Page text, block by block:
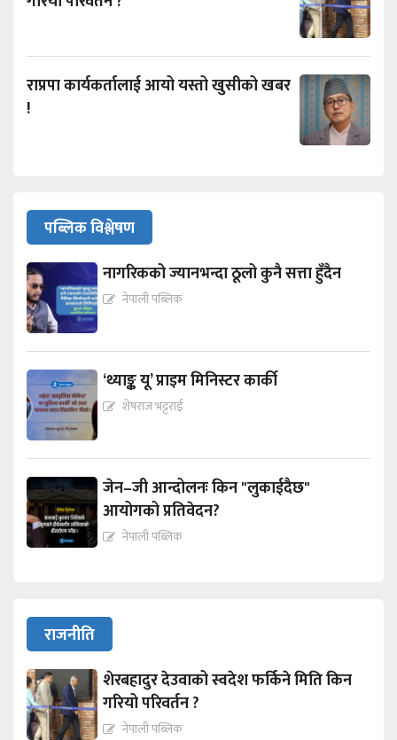
राप्रपा कार्यकर्तालाई आयो यस्तो खुसीको खबर
!
पब्लिक विश्लेषण
नागरिकको ज्यानभन्दा ठूलो कुनै सत्ता हुँदैन
नेपाली पब्लिक
‘थ्याङ्क यू’ प्राइम मिनिस्टर कार्की
शेषराज भट्टराई
जेन–जी आन्दोलनः किन "लुकाईदैछ"
आयोगको प्रतिवेदन?
नेपाली पब्लिक
राजनीति
शेरबहादुर देउवाको स्वदेश फर्किने मिति किन
गरियो परिवर्तन ?
नेपाली पब्लिक